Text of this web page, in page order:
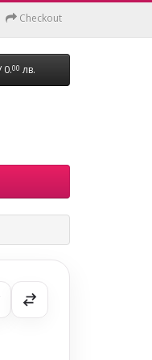
Checkout
0.00 лв.